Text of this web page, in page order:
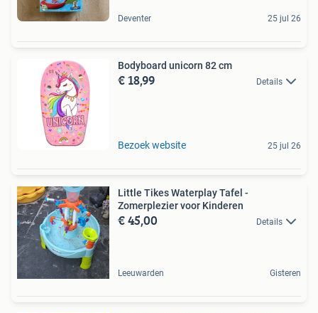
Deventer 25 jul 26
Bodyboard unicorn 82 cm
€ 18,99 Details
Bezoek website 25 jul 26
Little Tikes Waterplay Tafel -
Zomerplezier voor Kinderen
€ 45,00 Details
Leeuwarden Gisteren